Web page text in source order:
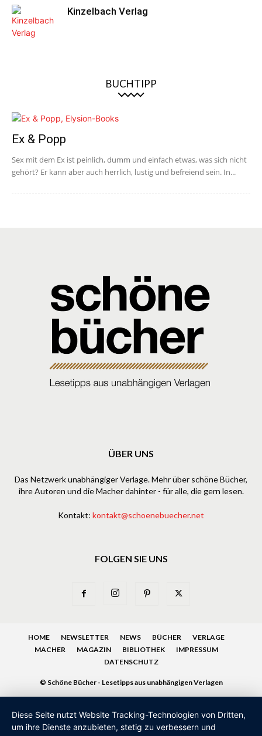
Kinzelbach Verlag
BUCHTIPP
Ex & Popp
Sex mit dem Ex ist peinlich, dumm und einfach etwas, was sich nicht
gehört? Er kann aber auch herrlich, lustig und befreiend sein. In...
ÜBER UNS
Das Netzwerk unabhängiger Verlage. Mehr über schöne Bücher,
ihre Autoren und die Macher dahinter - für alle, die gern lesen.
Kontakt: kontakt@schoenebuecher.net
FOLGEN SIE UNS
HOME NEWSLETTER NEWS BÜCHER
VERLAGE
MACHER
MAGAZIN BIBLIOTHEK
IMPRESSUM
DATENSCHUTZ
© Schöne Bücher - Lesetipps aus unabhängigen Verlagen
Diese Seite nutzt Website Tracking-Technologien von Dritten,
um ihre Dienste anzubieten, stetig zu verbessern und